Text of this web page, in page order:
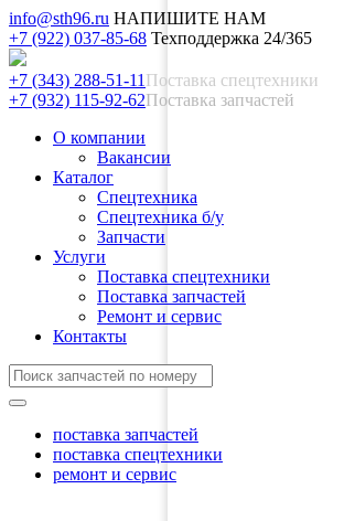
info@sth96.ru НАПИШИТЕ НАМ
+7 (922) 037-85-68 Техподдержка 24/365
+7 (343) 288-51-11 Поставка спецтехники
+7 (932) 115-92-62Поставка запчастей
О компании
Вакансии
Каталог
Спецтехника
Спецтехника б/у
Запчасти
Услуги
Поставка спецтехники
Поставка запчастей
Ремонт и сервис
Контакты
поставка запчастей
поставка спецтехники
ремонт и сервис